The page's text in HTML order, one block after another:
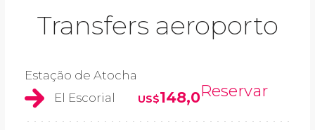
Transfers aeroporto
Estação de Atocha
El Escorial
US$148,0Reservar